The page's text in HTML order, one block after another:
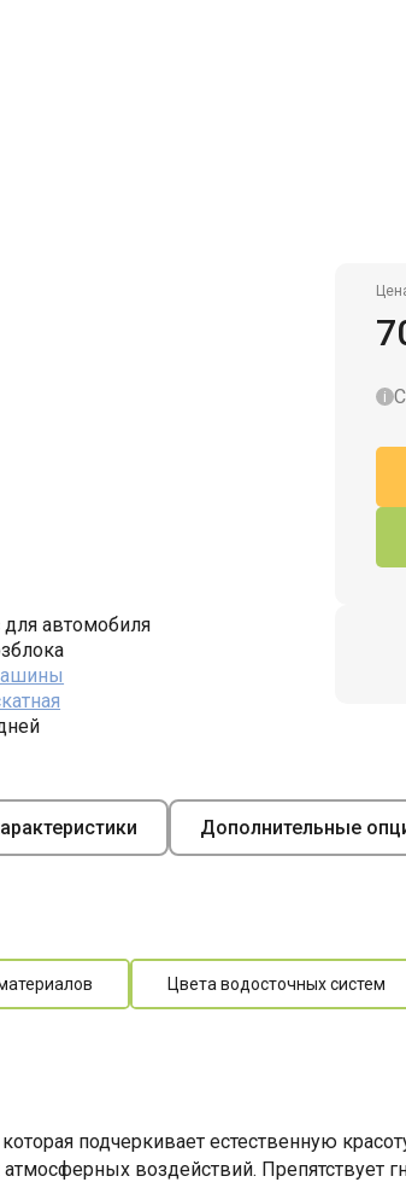
для автомобиля
Дополнительные
Цвета водосточных систем
подчеркивает естественную
атмосферных воздействий.